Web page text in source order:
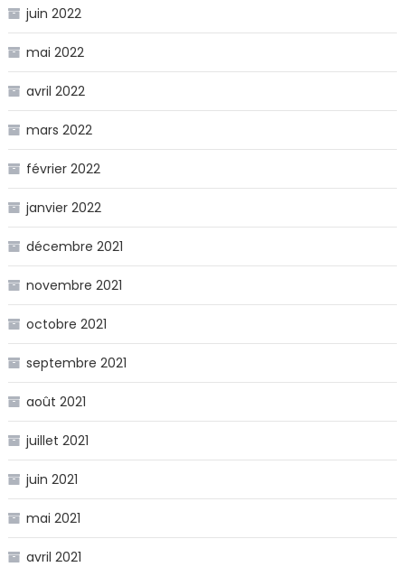
juin 2022
mai 2022
avril 2022
mars 2022
février 2022
janvier 2022
décembre 2021
novembre 2021
octobre 2021
septembre 2021
août 2021
juillet 2021
juin 2021
mai 2021
avril 2021